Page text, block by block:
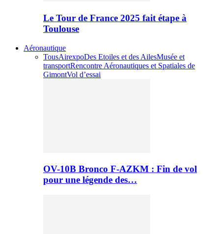
Le Tour de France 2025 fait étape à
Toulouse
Aéronautique
TousAirexpoDes Etoiles et des AilesMusée et
transportRencontre Aéronautiques et Spatiales de
GimontVol d’essai
OV-10B Bronco F-AZKM : Fin de vol
pour une légende des…